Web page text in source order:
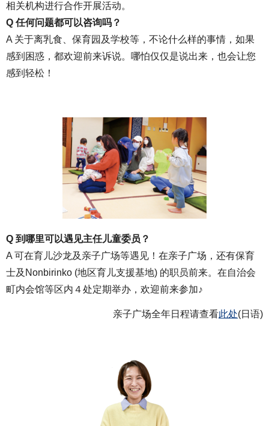
相关机构进行合作开展活动。
Q 任何问题都可以咨询吗？
A 关于离乳食、保育园及学校等，不论什么样的事情，如果
感到困惑，都欢迎前来诉说。哪怕仅仅是说出来，也会让您
感到轻松！
Q 到哪里可以遇见主任儿童委员？
A 可在育儿沙龙及亲子广场等遇见！在亲子广场，还有保育
士及Nonbirinko (地区育儿支援基地) 的职员前来。在自治会
町内会馆等区内４处定期举办，欢迎前来参加♪
亲子广场全年日程请查看此处(日语)